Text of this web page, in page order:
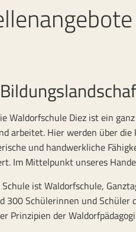
Waldorfschule Diez ist ein
arbeitet. Hier werden über
und handwerkliche
Im Mittelpunkt unseres
Schule ist Waldorfschule,
300 Schülerinnen und Schüler
Prinzipien der